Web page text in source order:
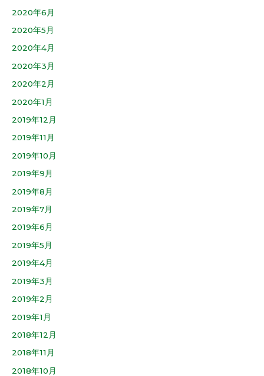
2020年6月
2020年5月
2020年4月
2020年3月
2020年2月
2020年1月
2019年12月
2019年11月
2019年10月
2019年9月
2019年8月
2019年7月
2019年6月
2019年5月
2019年4月
2019年3月
2019年2月
2019年1月
2018年12月
2018年11月
2018年10月